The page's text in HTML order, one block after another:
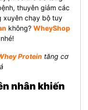
thuyên giảm các
xuyên chạy bộ tuy
không? WheyShop
Protein tăng cơ
nhân khiến